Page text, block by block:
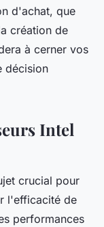
d'achat, que
création de
à cerner vos
décision
Intel
crucial pour
l'efficacité de
performances